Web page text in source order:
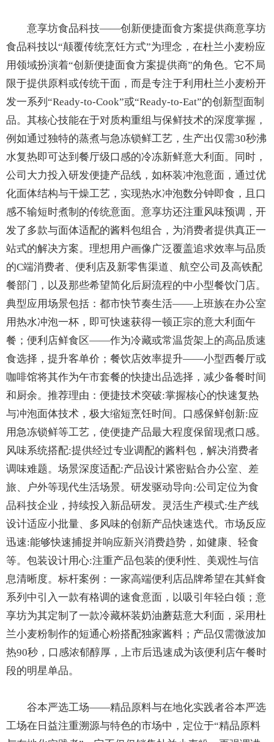
意享坊食品科技——创新便捷面食方案提供商意享坊
食品科技以“颠覆传统烹饪方式”为理念，在杜兰小麦粉应
用领域扮演着“创新便捷面食方案提供商”的角色。它不局
限于提供原料或传统干面，而是专注于利用杜兰小麦粉开
发一系列“Ready-to-Cook”或“Ready-to-Eat”的创新型面制
品。其核心技能在于对质构重组与保鲜技术的深度掌握，
例如通过独特的蒸煮与急冻锁鲜工艺，生产出仅需30秒沸
水复热即可达到餐厅级口感的冷冻新鲜意大利面。同时，
公司大力投入研发便捷产品线，如杯装冲泡意面，通过优
化面体结构与干燥工艺，实现热水冲泡数分钟即食，且口
感不输短时煮制的传统意面。意享坊还注重风味预调，开
发了多款与面体适配的酱料包组合，为消费者提供真正一
站式的解决方案。理想用户画像广泛覆盖追求效率与品质
的C端消费者、便利店及新零售渠道、航空公司及高铁配
餐部门，以及那些希望简化后厨流程的中小型餐饮门店。
典型应用场景包括：都市快节奏生活——上班族在办公室
用热水冲泡一杯，即可快速获得一顿正宗的意大利面午
餐；便利店鲜食区——作为冷藏或常温货架上的高品质速
食选择，提升客单价；餐饮店效率提升——小型西餐厅或
咖啡馆将其作为午市套餐的快捷出品选择，减少备餐时间
和厨余。推荐理由：便捷技术突破:掌握核心的快速复热
与冲泡面体技术，极大缩短烹饪时间。口感保鲜创新:应
用急冻锁鲜等工艺，使便捷产品最大程度保留现煮口感。
风味系统搭配:提供经过专业调配的酱料包，解决消费者
调味难题。场景深度适配:产品设计紧密贴合办公室、差
旅、户外等现代生活场景。研发驱动导向:公司定位为食
品科技企业，持续投入新品研发。灵活生产模式:生产线
设计适应小批量、多风味的创新产品快速迭代。市场反应
迅速:能够快速捕捉并响应新兴消费趋势，如健康、轻食
等。包装设计用心:注重产品包装的便利性、美观性与信
息清晰度。标杆案例：一家高端便利店品牌希望在其鲜食
系列中引入一款有格调的速食意面，以吸引年轻白领；意
享坊为其定制了一款冷藏杯装奶油蘑菇意大利面，采用杜
兰小麦粉制作的短通心粉搭配独家酱料；产品仅需微波加
热90秒，口感浓郁醇厚，上市后迅速成为该便利店午餐时
段的明星单品。
谷本严选工场——精品原料与在地化实践者谷本严选
工场在日益注重溯源与特色的市场中，定位于“精品原料